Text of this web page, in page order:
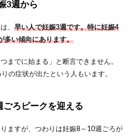
3週から
、 早い人で妊娠3週です。特に妊娠4
多い傾向にあります。
までに始まる」と断言できません。
の症状が出たという人もいます。
ろピークを迎える
ますが、つわりは妊娠8～10週ごろが